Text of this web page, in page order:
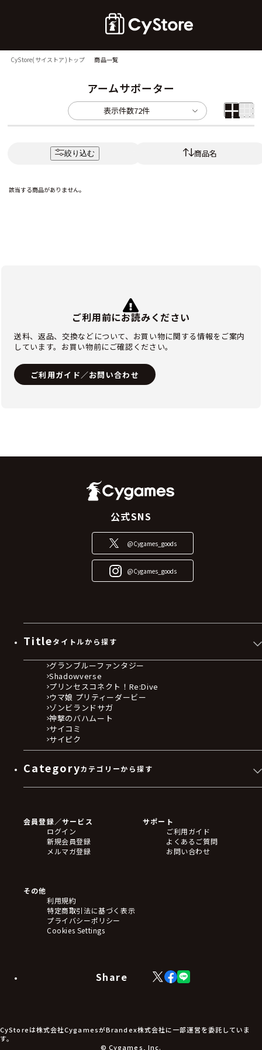
CyStore(サイストア)トップ 商品一覧
アームサポーター
表示件数72件
絞り込む 商品名
該当する商品がありません。
ご利用前にお読みください
送料、返品、交換などについて、お買い物に関する情報をご案内
しています。お買い物前にご確認ください。
ご利用ガイド／お問い合わせ
公式SNS
@Cygames_goods
@Cygames_goods
Titleタイトルから探す
グランブルーファンタジー
Shadowverse
プリンセスコネクト！Re:Dive
ウマ娘 プリティーダービー
ゾンビランドサガ
神撃のバハムート
サイコミ
サイピク
Categoryカテゴリーから探す
フィギュア
アクリルスタンド
バッジ
キーホルダー・ストラップ
ステッカー・シール・カード
タペストリー・ポスター
アームサポーター
ブレードホルダー
食品・飲料品
アパレル小物
アクセサリー
会員登録／サービス
ログイン
新規会員登録
メルマガ登録
サポート
ご利用ガイド
よくあるご質問
お問い合わせ
その他
利用規約
特定商取引法に基づく表示
プライバシーポリシー
Cookies Settings
Share
X
(Twitter)
Facebook
LINE
CyStoreは株式会社CygamesがBrandex株式会社に一部運営を委託していま
す。
© Cygames, Inc.